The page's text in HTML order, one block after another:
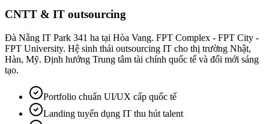
CNTT & IT outsourcing
Đà Nẵng IT Park 341 ha tại Hòa Vang. FPT Complex - FPT City -
FPT University. Hệ sinh thái outsourcing IT cho thị trường Nhật,
Hàn, Mỹ. Định hướng Trung tâm tài chính quốc tế và đổi mới sáng
tạo.
Portfolio chuẩn UI/UX cấp quốc tế
Landing tuyển dụng IT thu hút talent